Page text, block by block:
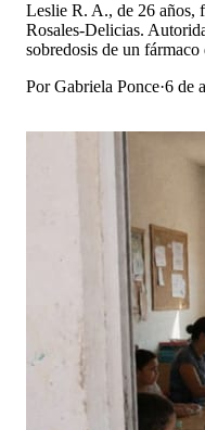
Leslie R. A., de 26 años,
Rosales-Delicias.
sobredosis de un
PorGabriela Ponce·6 de